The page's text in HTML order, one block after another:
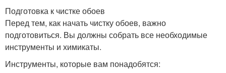
Подготовка к чистке обоев
Перед тем, как начать чистку обоев, важно
подготовиться. Вы должны собрать все необходимые
инструменты и химикаты.
Инструменты, которые вам понадобятся: